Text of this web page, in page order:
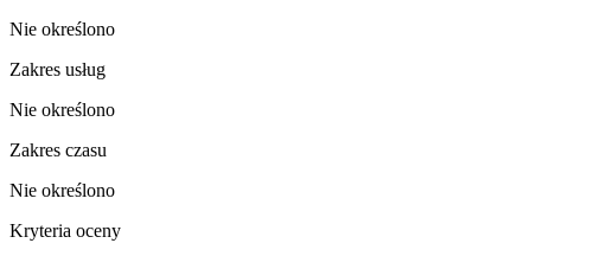
Nie określono
Zakres usług
Nie określono
Zakres czasu
Nie określono
Kryteria oceny